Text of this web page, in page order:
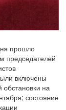
прошло
председателей
включены
на
состояние